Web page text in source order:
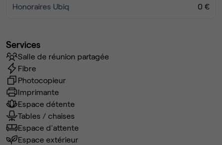
Honoraires Ubiq 0 €
Services
Salle de réunion partagée
Fibre
Photocopieur
Imprimante
Espace détente
Tables / chaises
Espace d'attente
Espace extérieur